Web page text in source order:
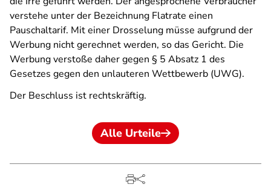
verstehe unter der Bezeichnung Flatrate einen
Pauschaltarif. Mit einer Drosselung müsse aufgrund der
Werbung nicht gerechnet werden, so das Gericht. Die
Werbung verstoße daher gegen § 5 Absatz 1 des
Gesetzes gegen den unlauteren Wettbewerb (UWG).
Der Beschluss ist rechtskräftig.
Alle Urteile